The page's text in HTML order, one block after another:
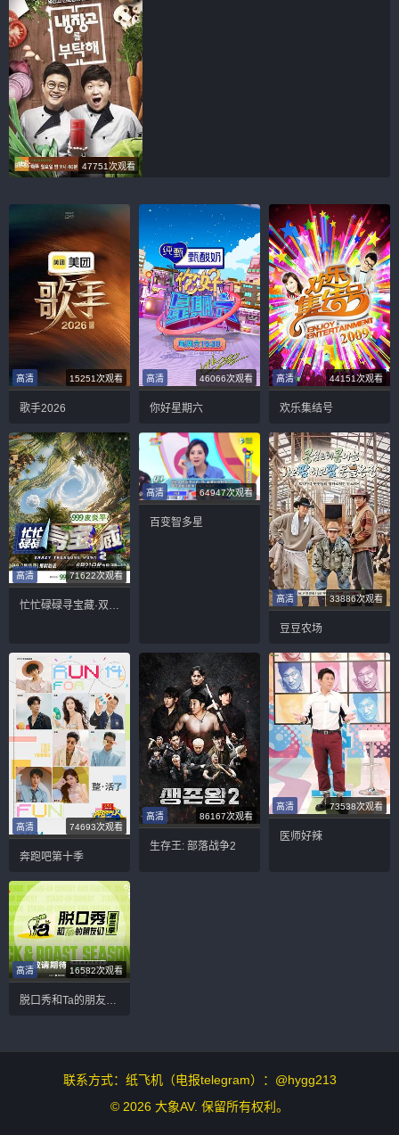
47751次观看
高清 15251次观看
歌手2026
高清 46066次观看
你好星期六
高清 44151次观看
欢乐集结号
高清 71622次观看
忙忙碌碌寻宝藏·双人成行季
高清 64947次观看
百变智多星
高清 33886次观看
豆豆农场
高清 74693次观看
奔跑吧第十季
高清 86167次观看
生存王: 部落战争2
高清 73538次观看
医师好辣
高清 16582次观看
脱口秀和Ta的朋友们 第三季
联系方式：纸飞机（电报telegram）：@hygg213
© 2026 大象AV. 保留所有权利。